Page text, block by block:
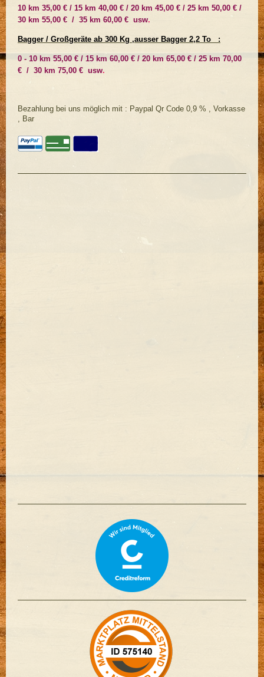
10 km 35,00 € / 15 km 40,00 € / 20 km 45,00 € / 25 km 50,00 € /
30 km 55,00 € / 35 km 60,00 € usw.
Bagger / Großgeräte ab 300 Kg ,ausser Bagger 2,2 To :
0 - 10 km 55,00 € / 15 km 60,00 € / 20 km 65,00 € / 25 km 70,00
€ / 30 km 75,00 € usw.
Bezahlung bei uns möglich mit : Paypal Qr Code 0,9 % , Vorkasse
, Bar